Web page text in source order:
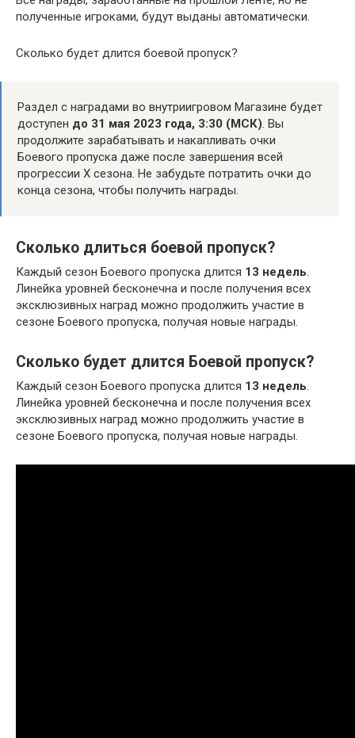
полученные игроками, будут выданы автоматически.
Сколько будет длится боевой пропуск?
Раздел с наградами во внутриигровом Магазине будет
доступен до 31 мая 2023 года, 3:30 (МСК). Вы
продолжите зарабатывать и накапливать очки
Боевого пропуска даже после завершения всей
прогрессии X сезона. Не забудьте потратить очки до
конца сезона, чтобы получить награды.
Сколько длиться боевой пропуск?
Каждый сезон Боевого пропуска длится 13 недель.
Линейка уровней бесконечна и после получения всех
эксклюзивных наград можно продолжить участие в
сезоне Боевого пропуска, получая новые награды.
Сколько будет длится Боевой пропуск?
Каждый сезон Боевого пропуска длится 13 недель.
Линейка уровней бесконечна и после получения всех
эксклюзивных наград можно продолжить участие в
сезоне Боевого пропуска, получая новые награды.